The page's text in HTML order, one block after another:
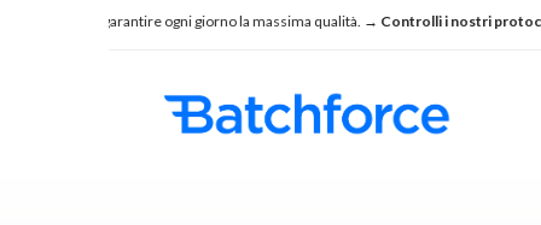
a garantire ogni giorno la massima qualità.→ Controlli i nostri protocolli